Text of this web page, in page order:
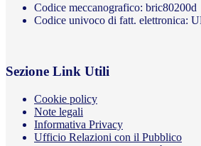
Codice meccanografico: bric80200d
Codice univoco di fatt. elettronica:
Sezione Link Utili
Cookie policy
Note legali
Informativa Privacy
Ufficio Relazioni con il Pubblico